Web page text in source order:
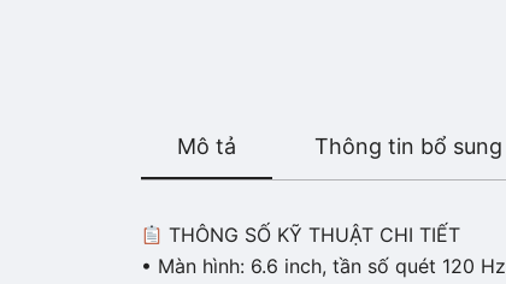
Mô tả Thông tin bổ sung
THÔNG SỐ KỸ THUẬT CHI TIẾT
• Màn hình: 6.6 inch, tần số quét 120 Hz